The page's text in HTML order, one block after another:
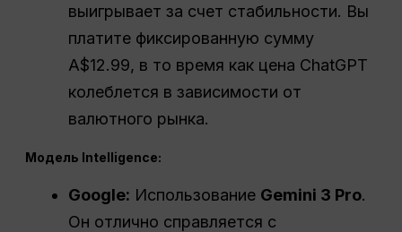
выигрывает за счет стабильности. Вы
платите фиксированную сумму
A$12.99, в то время как цена ChatGPT
колеблется в зависимости от
валютного рынка.
Модель Intelligence:
Google: Использование Gemini 3 Pro.
Он отлично справляется с